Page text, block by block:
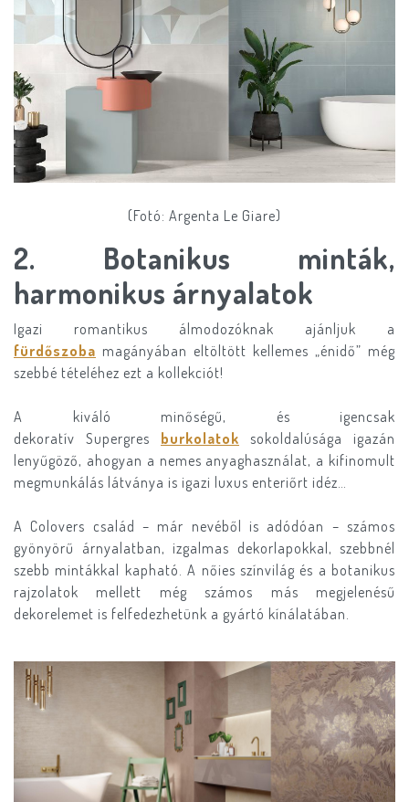
(Fotó: Argenta Le Giare)
2. Botanikus minták,
harmonikus árnyalatok
Igazi romantikus álmodozóknak ajánljuk a
fürdőszoba magányában eltöltött kellemes „énidő” még
szebbé tételéhez ezt a kollekciót!
A kiváló minőségű, és igencsak
dekoratív Supergres burkolatok sokoldalúsága igazán
lenyűgöző, ahogyan a nemes anyaghasználat, a kifinomult
megmunkálás látványa is igazi luxus enteriőrt idéz…
A Colovers család – már nevéből is adódóan – számos
gyönyörű árnyalatban, izgalmas dekorlapokkal, szebbnél
szebb mintákkal kapható. A nőies színvilág és a botanikus
rajzolatok mellett még számos más megjelenésű
dekorelemet is felfedezhetünk a gyártó kínálatában.